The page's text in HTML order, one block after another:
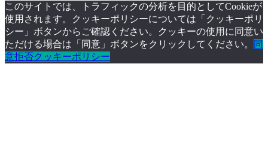
このサイトでは、トラフィックの分析を目的としてCookieが
使用されます。クッキーポリシーについては「クッキーポリ
シー」ボタンからご確認ください。クッキーの使用に同意い
ただける場合は「同意」ボタンをクリックしてください。
同
意拒否クッキーポリシー